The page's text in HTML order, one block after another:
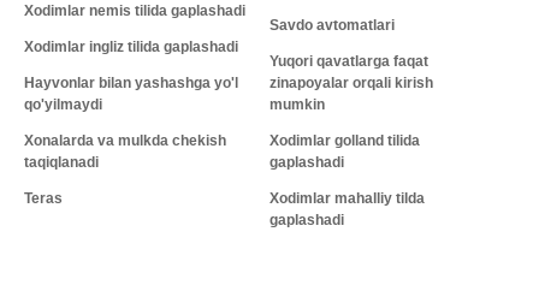
Xodimlar nemis tilida gaplashadi
Xodimlar ingliz tilida gaplashadi
Hayvonlar bilan yashashga yo'l
qo'yilmaydi
Xonalarda va mulkda chekish
taqiqlanadi
Teras
Savdo avtomatlari
Yuqori qavatlarga faqat
zinapoyalar orqali kirish
mumkin
Xodimlar golland tilida
gaplashadi
Xodimlar mahalliy tilda
gaplashadi